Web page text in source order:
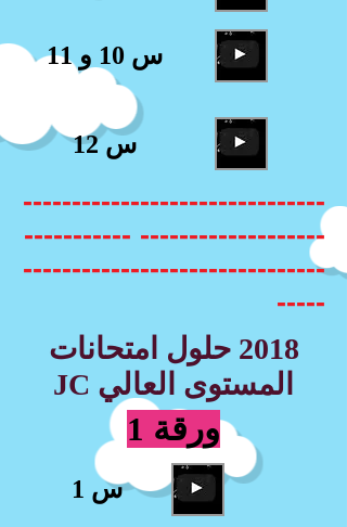
س 10 و 11
س 12
-------------------------------
------------------- -----------
-------------------------------
-----
2018 حلول امتحانات
المستوى العالي JC
ورقة 1
س 1